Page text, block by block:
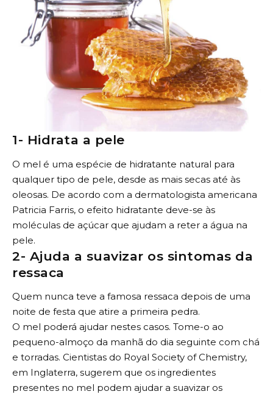
1- Hidrata a pele
O mel é uma espécie de hidratante natural para
qualquer tipo de pele, desde as mais secas até às
oleosas. De acordo com a dermatologista americana
Patricia Farris, o efeito hidratante deve-se às
moléculas de açúcar que ajudam a reter a água na
pele.
2- Ajuda a suavizar os sintomas da
ressaca
Quem nunca teve a famosa ressaca depois de uma
noite de festa que atire a primeira pedra.
O mel poderá ajudar nestes casos. Tome-o ao
pequeno-almoço da manhã do dia seguinte com chá
e torradas. Cientistas do Royal Society of Chemistry,
em Inglaterra, sugerem que os ingredientes
presentes no mel podem ajudar a suavizar os